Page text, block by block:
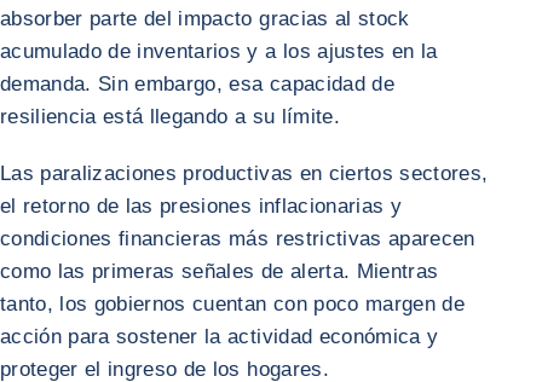
absorber parte del impacto gracias al stock
acumulado de inventarios y a los ajustes en la
demanda. Sin embargo, esa capacidad de
resiliencia está llegando a su límite.
Las paralizaciones productivas en ciertos sectores,
el retorno de las presiones inflacionarias y
condiciones financieras más restrictivas aparecen
como las primeras señales de alerta. Mientras
tanto, los gobiernos cuentan con poco margen de
acción para sostener la actividad económica y
proteger el ingreso de los hogares.